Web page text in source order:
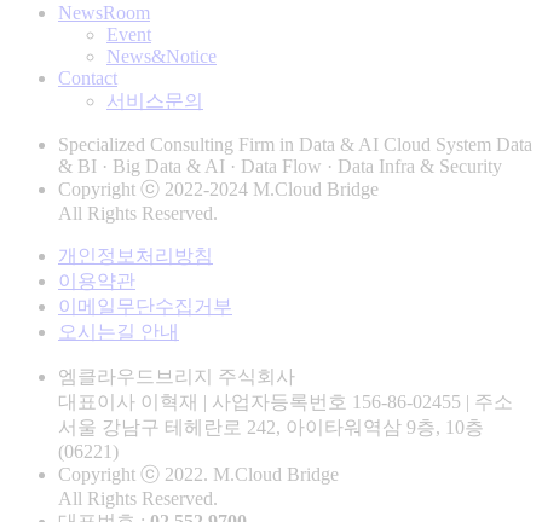
NewsRoom
Event
News&Notice
Contact
서비스문의
Specialized Consulting Firm in Data & AI Cloud System Data
& BI · Big Data & AI · Data Flow · Data Infra & Security
Copyright ⓒ 2022-2024 M.Cloud Bridge
All Rights Reserved.
개인정보처리방침
이용약관
이메일무단수집거부
오시는길 안내
엠클라우드브리지 주식회사
대표이사 이혁재 | 사업자등록번호 156-86-02455 | 주소
서울 강남구 테헤란로 242, 아이타워역삼 9층, 10층
(06221)
Copyright ⓒ 2022. M.Cloud Bridge
All Rights Reserved.